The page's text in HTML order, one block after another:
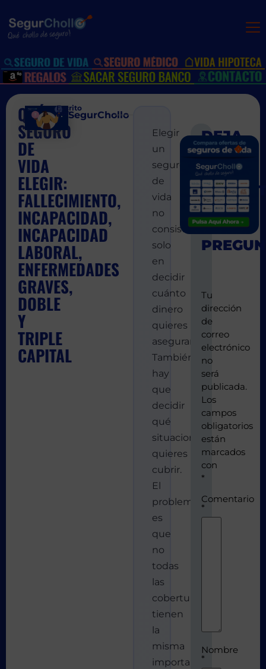
QUÉ
SEGURO
DE
VIDA
ELEGIR:
FALLECIMIENTO,
INCAPACIDAD,
INCAPACIDAD
LABORAL,
ENFERMEDADES
GRAVES,
DOBLE
Y
TRIPLE
CAPITAL
Escrito
por:SegurChollo
Elegir
un
seguro
de
vida
no
consiste
solo
en
decidir
cuánto
dinero
quieres
asegurar.
También
hay
que
decidir
qué
situaciones
quieres
cubrir.
El
problema
es
que
no
todas
las
coberturas
tienen
la
misma
importancia.
Tu
dirección
de
correo
electrónico
no
será
publicada.
Los
campos
obligatorios
están
marcados
con
*
Comentario
*
Nombre
*
Tu seguro